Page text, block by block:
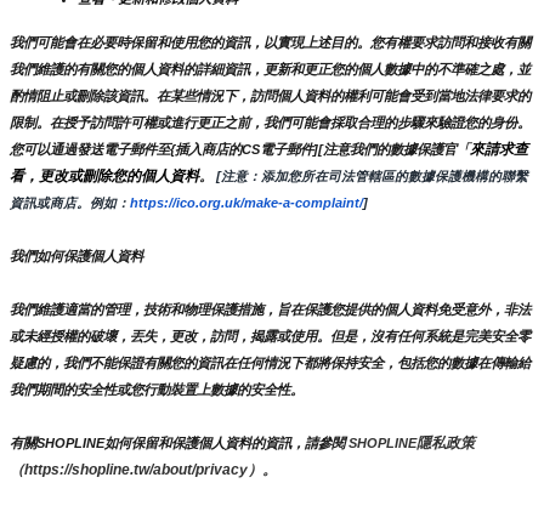
我們可能會在必要時保留和使用您的資訊，以實現上述目的。您有權要求訪問和接收有關
我們維護的有關您的個人資料的詳細資訊，更新和更正您的個人數據中的不準確之處，並
酌情阻止或刪除該資訊。在某些情況下，訪問個人資料的權利可能會受到當地法律要求的
限制。在授予訪問許可權或進行更正之前，我們可能會採取合理的步驟來驗證您的身份。
您可以通過發送電子郵件至{插入商店的CS電子郵件][注意我們的數據保護官「來請求查
看，更改或刪除您的個人資料。
[注意：添加您所在司法管轄區的數據保護機構的聯繫
資訊或商店。例如： https://ico.org.uk/make-a-complaint/]
我們如何保護個人資料
我們維護適當的管理，技術和物理保護措施，旨在保護您提供的個人資料免受意外，非法
或未經授權的破壞，丟失，更改，訪問，揭露或使用。但是，沒有任何系統是完美安全零
疑慮的，我們不能保證有關您的資訊在任何情況下都將保持安全，包括您的數據在傳輸給
我們期間的安全性或您行動裝置上數據的安全性。
有關SHOPLINE如何保留和保護個人資料的資訊，請參閱 SHOPLINE隱私政策
（https://shopline.tw/about/privacy）。